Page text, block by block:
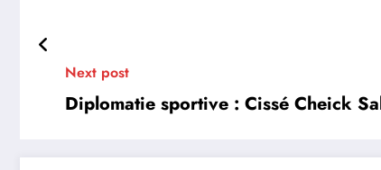
Next post
Diplomatie sportive : Cissé Cheick